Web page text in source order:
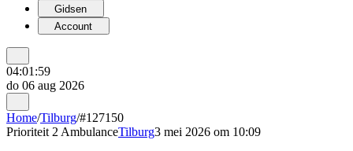
Gidsen
Account
04:01:59
do 06 aug 2026
Home/Tilburg/#127150
Prioriteit 2 AmbulanceTilburg3 mei 2026 om 10:09